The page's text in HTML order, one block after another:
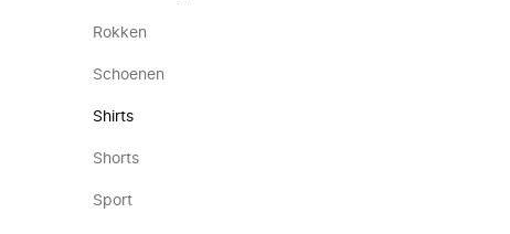
Rokken
Schoenen
Shirts
Shorts
Sport